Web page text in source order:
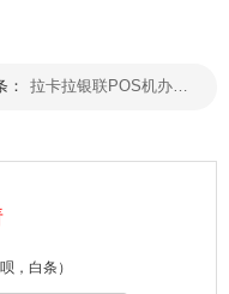
： 拉卡拉银联POS机办理重点注意事项（2025最新版）：5大核心风险点+安全办理指南
，白条）